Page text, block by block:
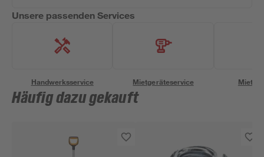
Unsere passenden Services
Handwerksservice Mietgeräteservice
Häufig dazu gekauft